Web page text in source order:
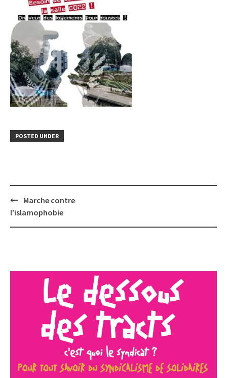
POSTED UNDER
Post
navigation
Marche contre
l’islamophobie